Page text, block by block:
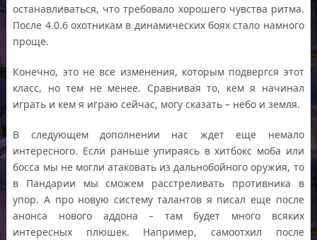
останавливаться, что требовало хорошего чувства ритма.
После 4.0.6 охотникам в динамических боях стало намного
проще.
Конечно, это не все изменения, которым подвергся этот
класс, но тем не менее. Сравнивая то, кем я начинал
играть и кем я играю сейчас, могу сказать – небо и земля.
В следующем дополнении нас ждет еще немало
интересного. Если раньше упираясь в хитбокс моба или
босса мы не могли атаковать из дальнобойного оружия, то
в Пандарии мы сможем расстреливать противника в
упор. А про новую систему талантов я писал еще после
анонса нового аддона – там будет много всяких
интересных плюшек. Например, самоотхил после